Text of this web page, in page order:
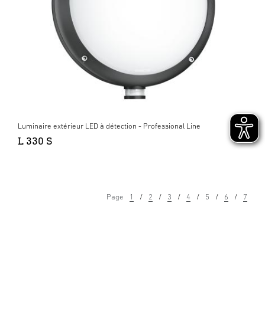
Luminaire extérieur LED à détection - Professional Line
L 330 S
Page 1 2 3 4 5 6 7